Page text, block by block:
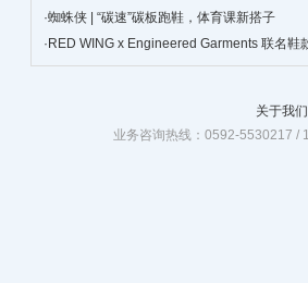
·蜘蛛侠 | “碳速”碳板跑鞋，体育课新搭子
· RED WING x Engineered Garments 联名鞋
关于我们
业务咨询热线：0592-5530217 /